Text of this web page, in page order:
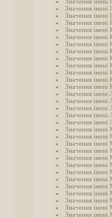
Значення імені
Значення імені
Значення імені
Значення імені
Значення імені
Значення імені
Значення імені
Значення імені
Значення імені
Значення імені
Значення імені
Значення імені
Значення імені
Значення імені
Значення імені
Значення імені
Значення імені
Значення імені
Значення імені
Значення імені
Значення імені
Значення імені
Значення імені
Значення імені
Значення імені
Значення
Значення
Значення імені
Значення імені
Значення імені
Значення імені